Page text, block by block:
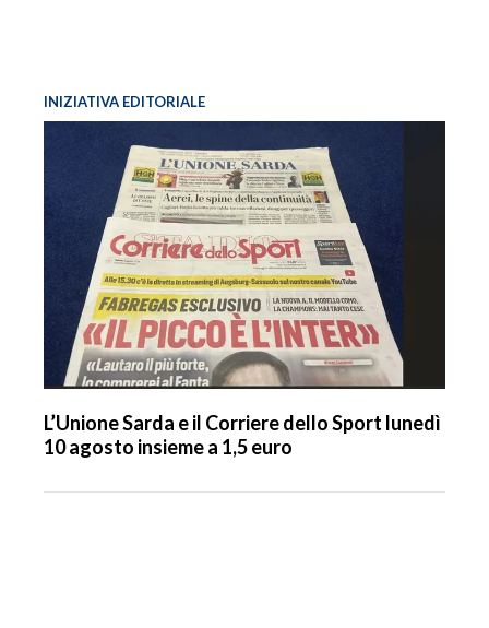
INIZIATIVA EDITORIALE
L’Unione Sarda e il Corriere dello Sport lunedì
10 agosto insieme a 1,5 euro